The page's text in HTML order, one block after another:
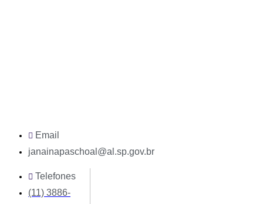
Email
janainapaschoal@al.sp.gov.br
Telefones
(11) 3886-